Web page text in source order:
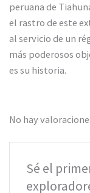
peruana de
el rastro de este
al servicio de un
más poderosos
es su historia.
No hay
Sé el